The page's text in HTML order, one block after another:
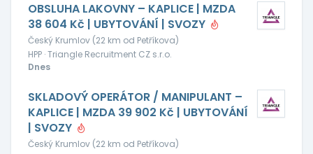
OBSLUHA LAKOVNY – KAPLICE | MZDA
38 604 Kč | UBYTOVÁNÍ | SVOZY
Český Krumlov (22 km od Petříkova)
HPP · Triangle Recruitment CZ s.r.o.
Dnes
SKLADOVÝ OPERÁTOR / MANIPULANT –
KAPLICE | MZDA 39 902 Kč | UBYTOVÁNÍ
| SVOZY
Český Krumlov (22 km od Petříkova)